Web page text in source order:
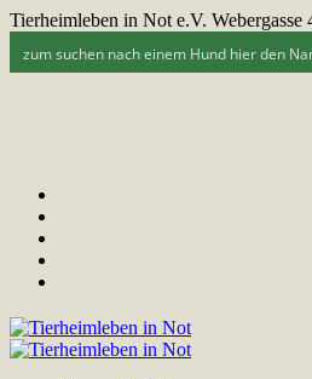
Tierheimleben in Not e.V. Webergasse